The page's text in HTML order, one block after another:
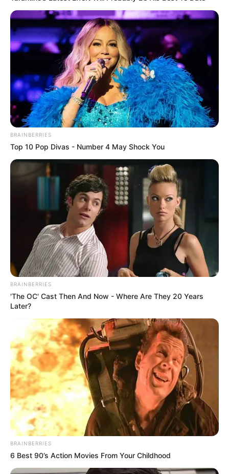
BRAINBERRIES
Top 10 Pop Divas - Number 4 May Shock You
BRAINBERRIES
'The OC' Cast Then And Now - Where Are They 20 Years
Later?
BRAINBERRIES
6 Best 90’s Action Movies From Your Childhood